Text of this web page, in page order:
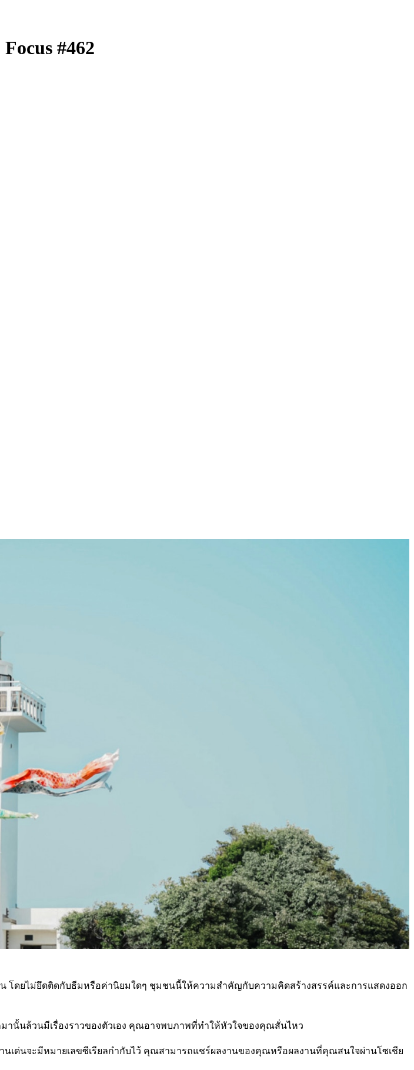
#462
โดยไม่ยึดติดกับธีมหรือค่านิยมใดๆ ชุมชนนี้ให้ความสำคัญกับความคิดสร้างสรรค์และการแสดงออก
นั้นล้วนมีเรื่องราวของตัวเอง คุณอาจพบภาพที่ทำให้หัวใจของคุณสั่นไหว
เด่นจะมีหมายเลขซีเรียลกำกับไว้ คุณสามารถแชร์ผลงานของคุณหรือผลงานที่คุณสนใจผ่านโซเชีย